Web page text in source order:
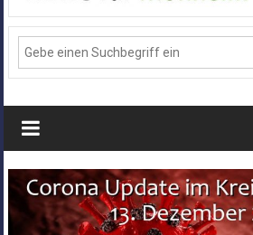
News
aus
Deiner
Stadt
Monheim